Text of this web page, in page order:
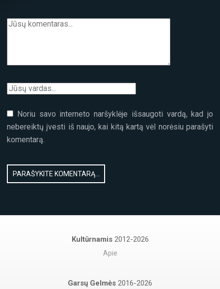
Noriu savo interneto naršyklėje išsaugoti vardą, kad jo
nebereiktų įvesti iš naujo, kai kitą kartą vėl norėsiu parašyti
komentarą.
Kultūrnamis 2012-2026
Apie
Garsų Gelmės 2016-2026